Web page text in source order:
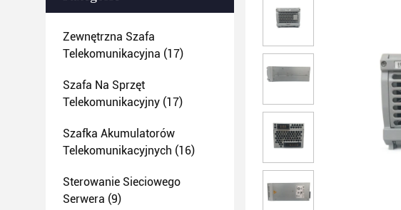
Zewnętrzna Szafa
Telekomunikacyjna (17)
Szafa Na Sprzęt
Telekomunikacyjny (17)
Szafka Akumulatorów
Telekomunikacyjnych (16)
Sterowanie Sieciowego
Serwera (9)